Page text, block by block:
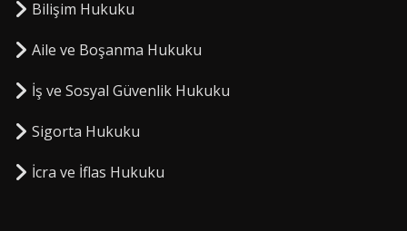
Bilişim Hukuku
Aile ve Boşanma Hukuku
İş ve Sosyal Güvenlik Hukuku
Sigorta Hukuku
⁠İcra ve İflas Hukuku